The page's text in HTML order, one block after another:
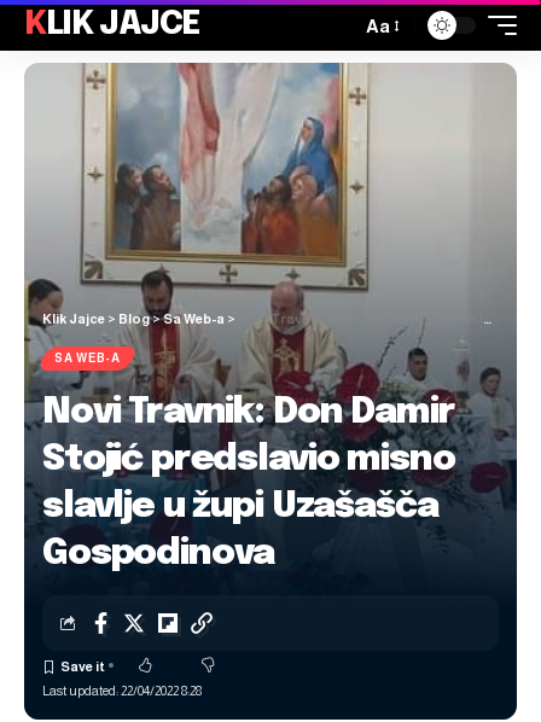
KLIK JAJCE Aa
Klik Jajce > Blog>Sa Web-a > Novi Travnik: Don Damir Stojić predslavio misno slavlje u župi Uzašašča Gospodinova
SA WEB-A
Novi Travnik: Don Damir
Stojić predslavio misno
slavlje u župi Uzašašča
Gospodinova
Last updated: 22/04/2022 8:28